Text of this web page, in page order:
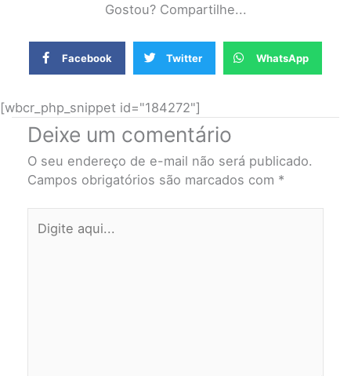
Gostou? Compartilhe...
Facebook Twitter WhatsApp
[wbcr_php_snippet id="184272"]
Deixe um comentário
O seu endereço de e-mail não será publicado.
Campos obrigatórios são marcados com *
aqui...